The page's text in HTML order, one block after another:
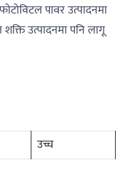
पावर उत्पादनमा
उत्पादनमा पनि लागू
उच्च